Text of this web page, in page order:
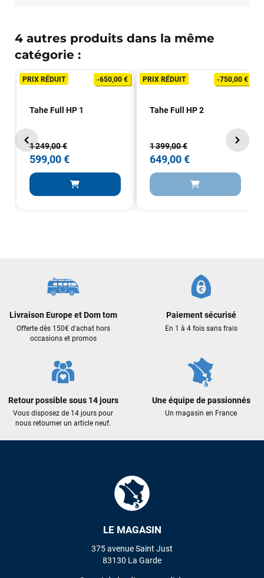
4 autres produits dans la même
catégorie :
PRIX RÉDUIT -650,00 €
Tahe Full HP 1
1 249,00 €
599,00 €
PRIX RÉDUIT -750,00 €
Tahe Full HP 2
1 399,00 €
649,00 €
Livraison Europe et Dom tom
Offerte dès 150€ d'achat hors
occasions et promos
Paiement sécurisé
En 1 à 4 fois sans frais
Retour possible sous 14 jours
Vous disposez de 14 jours pour
nous retourner un article neuf.
Une équipe de passionnés
Un magasin en France
LE MAGASIN
375 avenue Saint Just
83130 La Garde
François
il y a un mois
propre et soigné. Plus qu’à tester ça sur l’eau ! Je
recommande vivement ce magasin pour son
Sébastien BACHELIER
Cela faisait 6 mois que je galérais à remplacer ma board eux
m'ont trouvé une pépite à laquelle je n'aurais jamais pensé !
Excellent conseil excellent prix et en plus super sympas. Merci
encore pour cette severne dyno !
LAISSER UN AVIS